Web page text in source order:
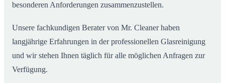
besonderen Anforderungen zusammenzustellen.
Unsere fachkundigen Berater von Mr. Cleaner haben
langjährige Erfahrungen in der professionellen Glasreinigung
und wir stehen Ihnen täglich für alle möglichen Anfragen zur
Verfügung.